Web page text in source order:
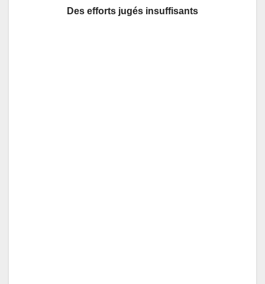
Des efforts jugés insuffisants